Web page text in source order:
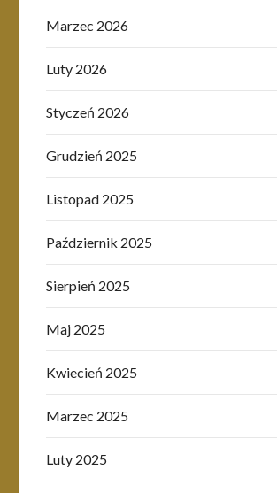
Marzec 2026
Luty 2026
Styczeń 2026
Grudzień 2025
Listopad 2025
Październik 2025
Sierpień 2025
Maj 2025
Kwiecień 2025
Marzec 2025
Luty 2025